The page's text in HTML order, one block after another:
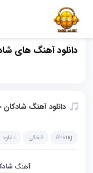
دانلود آهنگ های
دانلود آهنگ
Ahang اتفاقی
آهنگ